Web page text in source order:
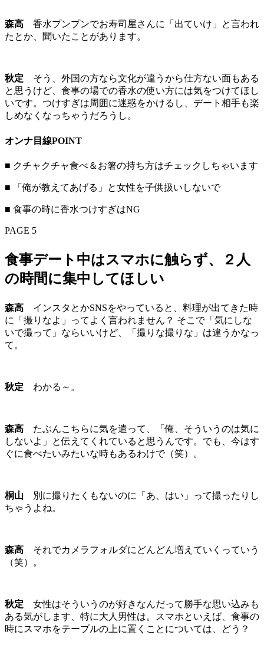
森高 香水プンプンでお寿司屋さんに「出ていけ」と言われ
たとか、聞いたことがあります。
秋定 そう、外国の方なら文化が違うから仕方ない面もある
と思うけど、食事の場での香水の使い方には気をつけてほし
いです。つけすぎは周囲に迷惑をかけるし、デート相手も楽
しめなくなっちゃうだろうし。
オンナ目線POINT
■ クチャクチャ食べ＆お箸の持ち方はチェックしちゃいます
■ 「俺が教えてあげる」と女性を子供扱いしないで
■ 食事の時に香水つけすぎはNG
PAGE 5
食事デート中はスマホに触らず、２人
の時間に集中してほしい
森高 インスタとかSNSをやっていると、料理が出てきた時
に「撮りなよ」ってよく言われません？ そこで「気にしな
いで撮って」ならいいけど、「撮りな撮りな」は違うかなっ
て。
秋定 わかる～。
森高 たぶんこちらに気を遣って、「俺、そういうのは気に
しないよ」と伝えてくれていると思うんです。でも、今はす
ぐに食べたいみたいな時もあるわけで（笑）。
桐山
別に撮りたくもないのに「あ、はい」って撮ったりし
ちゃうよね。
森高 それでカメラフォルダにどんどん増えていくっていう
（笑）。
秋定 女性はそういうのが好きなんだって勝手な思い込みも
ある気がします、特に大人男性は。スマホといえば、食事の
時にスマホをテーブルの上に置くことについては、どう？